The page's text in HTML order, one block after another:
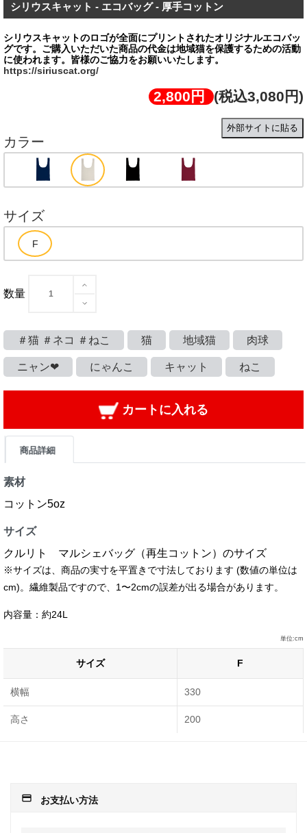
シリウスキャット - エコバッグ - 厚手コットン
シリウスキャットのロゴが全面にプリントされたオリジナルエコバッ
グです。ご購⼊いただいた商品の代金は地域猫を保護するための活動
https://siriuscat.org/
2,800円 (税込3,080円)
外部サイトに貼る
カラー
サイズ
数量
＃猫 ＃ネコ ＃ねこ 猫 地域猫 肉球
ニャン❤ にゃんこ キャット ねこ
カートに入れる
商品詳細
素材
コットン5oz
サイズ
クルリト マルシェバッグ（再生コットン）のサイズ
※サイズは、商品の実寸を平置きで寸法しております (数値の単位は
cm)。繊維製品ですので、1〜2cmの誤差が出る場合があります。
内容量：約24L
単位:cm
サイズ F
横幅 330
高さ 200
payment お支払い方法